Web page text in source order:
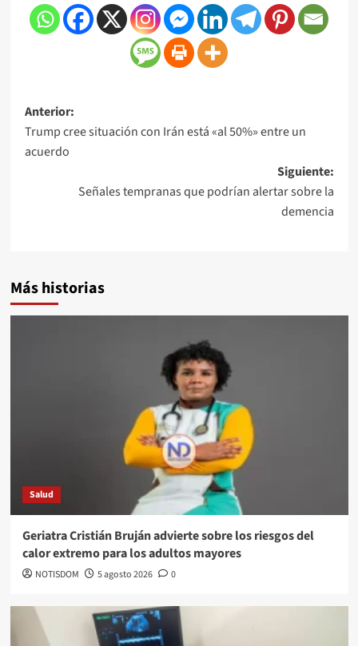
Anterior:
Trump cree situación con Irán está «al 50%» entre un
acuerdo
Siguiente:
Señales tempranas que podrían alertar sobre la
demencia
Más historias
Salud
Geriatra Cristián Bruján advierte sobre los riesgos del
calor extremo para los adultos mayores
NOTISDOM 5 agosto 2026 0